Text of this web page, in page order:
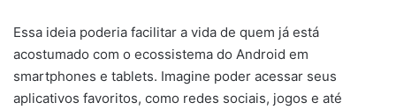
Essa ideia poderia facilitar a vida de quem já está
acostumado com o ecossistema do Android em
smartphones e tablets. Imagine poder acessar seus
aplicativos favoritos, como redes sociais, jogos e até